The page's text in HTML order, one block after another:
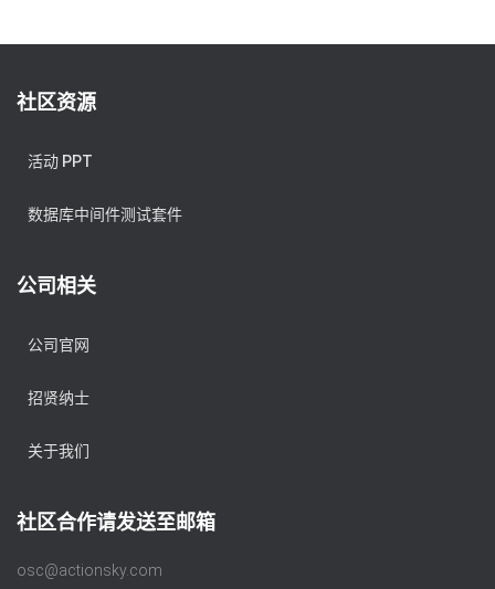
社区资源
活动 PPT
数据库中间件测试套件
公司相关
公司官网
招贤纳士
关于我们
社区合作请发送至邮箱
osc@actionsky.com